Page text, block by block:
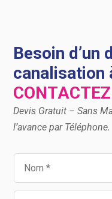
Besoin d’un
canalisation
Devis Gratuit – Sans
l’avance par Téléphone.